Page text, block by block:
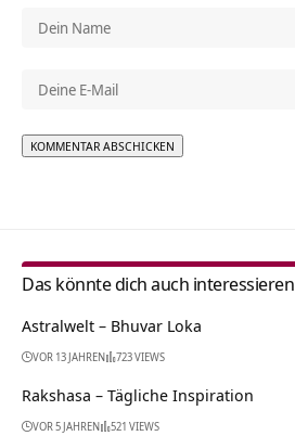
Das könnte dich auch interessieren
Astralwelt – Bhuvar Loka
VOR 13 JAHREN 723 VIEWS
Rakshasa – Tägliche Inspiration
VOR 5 JAHREN 521 VIEWS